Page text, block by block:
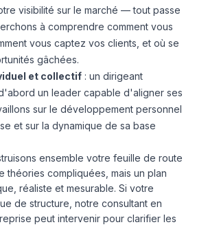
visibilité sur le marché — tout passe
à comprendre comment vous
vous captez vos clients, et où se
gâchées.
et collectif : un dirigeant
un leader capable d'aligner ses
sur le développement personnel
et sur la dynamique de sa base
ensemble votre feuille de route
théories compliquées, mais un plan
réaliste et mesurable. Si votre
de structure, notre consultant en
peut intervenir pour clarifier les